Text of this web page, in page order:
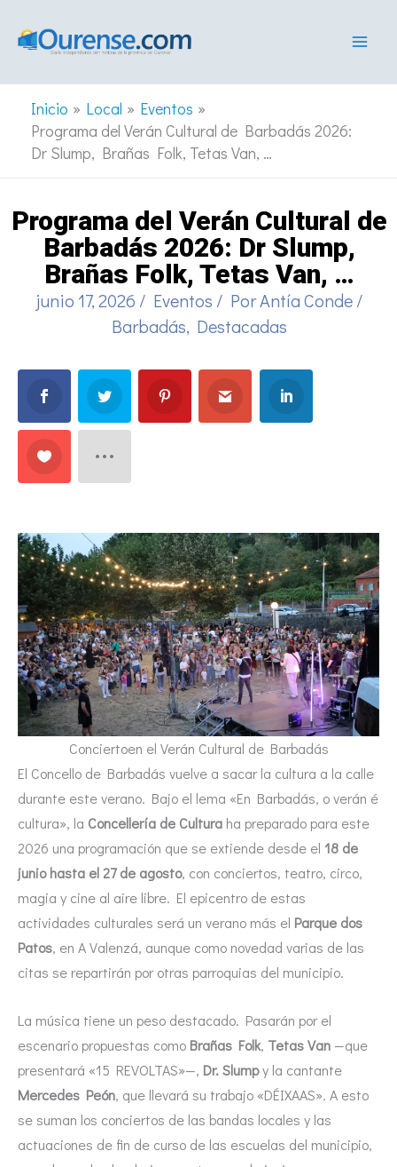
Inicio Local
Eventos
Programa del Verán Cultural de Barbadás 2026:
Dr Slump, Brañas Folk, Tetas Van, …
Programa del Verán Cultural de
Barbadás 2026: Dr Slump,
Brañas Folk, Tetas Van, …
junio 17, 2026 / Eventos / PorAntía Conde/
Barbadás, Destacadas
Conciertoen el Verán Cultural de Barbadás
El Concello de Barbadás vuelve a sacar la cultura a la calle
durante este verano. Bajo el lema «En Barbadás, o verán é
cultura», la Concellería de Cultura ha preparado para este
2026 una programación que se extiende desde el 18 de
junio hasta el 27 de agosto, con conciertos, teatro, circo,
magia y cine al aire libre. El epicentro de estas
actividades culturales será un verano más el Parque dos
Patos, en A Valenzá, aunque como novedad varias de las
citas se repartirán por otras parroquias del municipio.
La música tiene un peso destacado. Pasarán por el
escenario propuestas como Brañas Folk, Tetas Van —que
presentará «15 REVOLTAS»—, Dr. Slumpy la cantante
Mercedes Peón, que llevará su trabajo «DÉIXAAS». A esto
se suman los conciertos de las bandas locales y las
actuaciones de fin de curso de las escuelas del municipio,